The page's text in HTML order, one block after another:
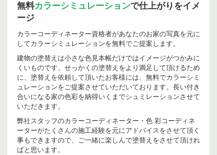
無料カラーシミュレーションで仕上がりをイメ
ージ
カラーコーディネーター資格者があなたのお家の写真を元に
してカラーシミュレーションを無料でご提案します。
建物の塗替えは小さな色見本帳だけではイメージがつかみに
くいものです。せっかくの塗替えをより満足して頂けるため
に、塗替えを依頼して頂いたお客様には、無料でカラーシミ
ュレーションをご提案させていただいております。長い付き
合いになる家の色彩を納得いくまでシュミレーションさせて
いただきます。
弊社スタッフのカラーコーディネーター・色 彩コーディネ
ーターがたくさんの施工経験を元にアドバイスをさせて頂く
事もできますので、ご一緒に楽しんで塗替えをさせて頂けれ
ばと思います。